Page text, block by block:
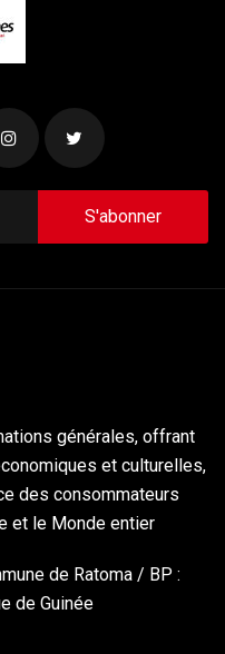
S'abonner
générales, offrant
et culturelles,
des consommateurs
et le Monde entier
de Ratoma / BP :
de Guinée